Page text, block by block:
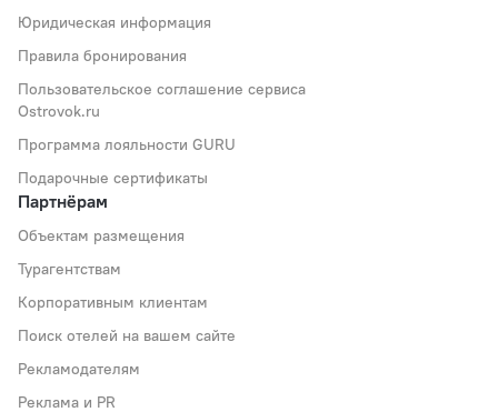
Юридическая информация
Правила бронирования
Пользовательское соглашение сервиса
Ostrovok.ru
Программа лояльности GURU
Подарочные сертификаты
Партнёрам
Объектам размещения
Турагентствам
Корпоративным клиентам
Поиск отелей на вашем сайте
Рекламодателям
Реклама и PR